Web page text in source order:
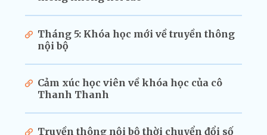
Tháng 5: Khóa học mới về truyền thông
nội bộ
Cảm xúc học viên về khóa học của cô
Thanh Thanh
Truyền thông nội bộ thời chuyển đổi số